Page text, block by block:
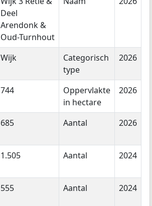
Deel
Arendonk &
Oud-Turnhout
Wijk
Categorisch
type
2026
744
Oppervlakte
in hectare
2026
685 Aantal 2026
1.505 Aantal 2024
555 Aantal 2024